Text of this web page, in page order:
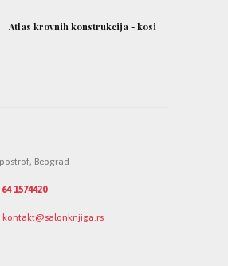
Atlas krovnih konstrukcija - kosi
Beograd
1574420
kontakt@salonknjiga.rs